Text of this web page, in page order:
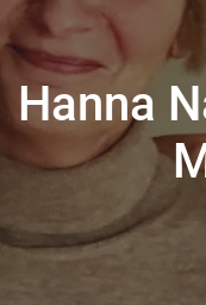
Hanna